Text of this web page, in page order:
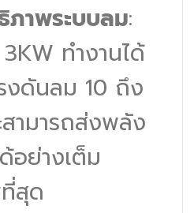
ภาพระบบลม:
ทำงานได้
งดันลม 10 ถึง
ามารถส่งพลัง
อย่างเต็ม
สุด